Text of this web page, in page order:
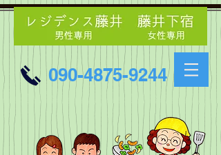
090-4875-9244